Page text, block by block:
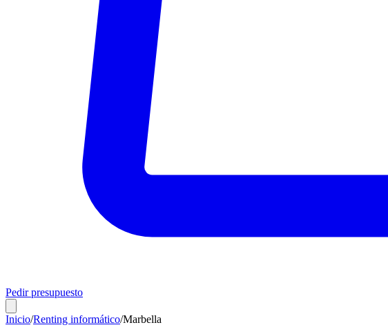
Pedir presupuesto
Inicio/Renting informático/Marbella